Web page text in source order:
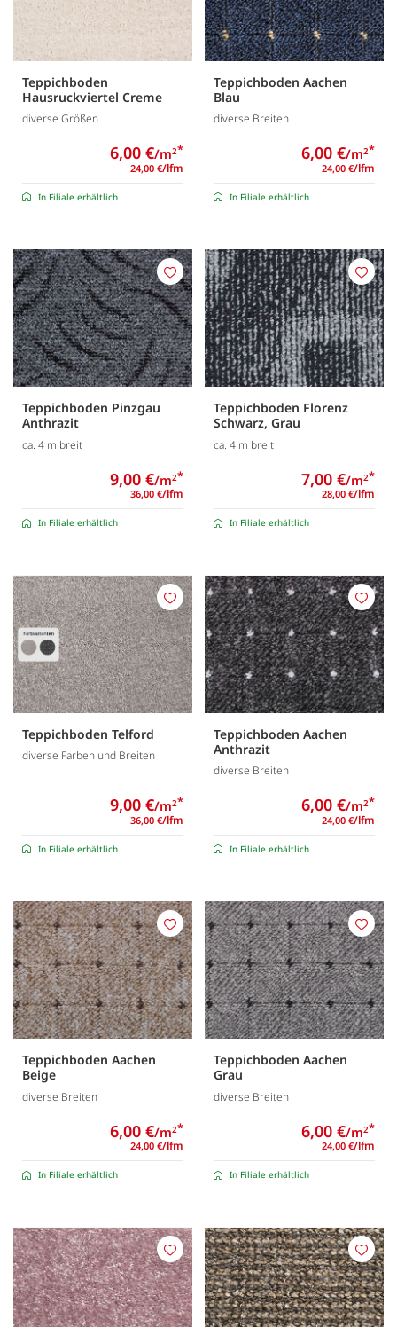
Teppichboden
Hausruckviertel Creme
diverse Größen
6,00 €/m2*
24,00 €/lfm
In Filiale erhältlich
Teppichboden Aachen
Blau
diverse Breiten
6,00 €/m2*
24,00 €/lfm
In Filiale erhältlich
Teppichboden Pinzgau
Anthrazit
ca. 4 m breit
9,00 €/m2*
36,00 €/lfm
In Filiale erhältlich
Merken
Teppichboden Florenz
Schwarz, Grau
ca. 4 m breit
7,00 €/m2*
28,00 €/lfm
In Filiale erhältlich
Teppichboden Telford
diverse Farben und Breiten
9,00 €/m2*
36,00 €/lfm
In Filiale erhältlich
Merken
Teppichboden Aachen
Anthrazit
diverse Breiten
6,00 €/m2*
24,00 €/lfm
In Filiale erhältlich
Teppichboden Aachen
Beige
diverse Breiten
6,00 €/m2*
24,00 €/lfm
In Filiale erhältlich
Merken
Teppichboden Aachen
Grau
diverse Breiten
6,00 €/m2*
24,00 €/lfm
In Filiale erhältlich
Merken